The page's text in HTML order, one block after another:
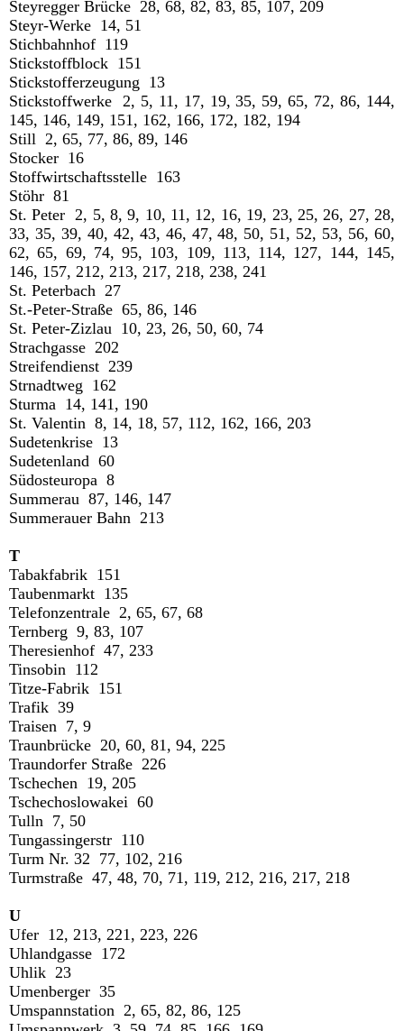
Steyregger Brücke 28, 68, 82, 83, 85, 107, 209
Steyr-Werke 14, 51
Stichbahnhof 119
Stickstoffblock 151
Stickstofferzeugung 13
Stickstoffwerke 2, 5, 11, 17, 19, 35, 59, 65, 72, 86, 144,
145, 146, 149, 151, 162, 166, 172, 182, 194
Still 2, 65, 77, 86, 89, 146
Stocker 16
Stoffwirtschaftsstelle 163
Stöhr 81
St. Peter 2, 5, 8, 9, 10, 11, 12, 16, 19, 23, 25, 26, 27, 28,
33, 35, 39, 40, 42, 43, 46, 47, 48, 50, 51, 52, 53, 56, 60,
62, 65, 69, 74, 95, 103, 109, 113, 114, 127, 144, 145,
146, 157, 212, 213, 217, 218, 238, 241
St. Peterbach 27
St.-Peter-Straße 65, 86, 146
St. Peter-Zizlau 10, 23, 26, 50, 60, 74
Strachgasse 202
Streifendienst 239
Strnadtweg 162
Sturma 14, 141, 190
St. Valentin 8, 14, 18, 57, 112, 162, 166, 203
Sudetenkrise 13
Sudetenland 60
Südosteuropa 8
Summerau 87, 146, 147
Summerauer Bahn 213
T
Tabakfabrik 151
Taubenmarkt 135
Telefonzentrale 2, 65, 67, 68
Ternberg 9, 83, 107
Theresienhof 47, 233
Tinsobin 112
Titze-Fabrik 151
Trafik 39
Traisen 7, 9
Traunbrücke 20, 60, 81, 94, 225
Traundorfer Straße 226
Tschechen 19, 205
Tschechoslowakei 60
Tulln 7, 50
Tungassingerstr 110
Turm Nr. 32 77, 102, 216
Turmstraße 47, 48, 70, 71, 119, 212, 216, 217, 218
U
Ufer 12, 213, 221, 223, 226
Uhlandgasse 172
Uhlik 23
Umenberger 35
Umspannstation 2, 65, 82, 86, 125